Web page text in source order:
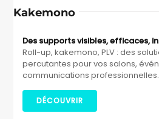
Kakemono
Des supports visibles, efficaces,
Roll-up, kakemono, PLV : des
percutantes pour vos salons,
communications professionnelles.
DÉCOUVRIR